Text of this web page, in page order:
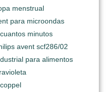
menstrual
para microondas
minutos
avent scf286/02
para alimentos